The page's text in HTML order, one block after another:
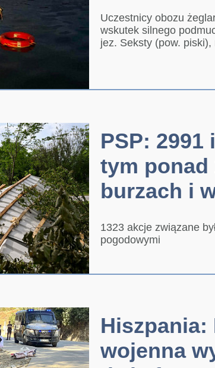
Uczestnicy obozu
wskutek silnego
jez. Seksty (pow.
PSP:
tym ponad
burzach i
1323 akcje związane
pogodowymi
Hiszpania:
wojenna